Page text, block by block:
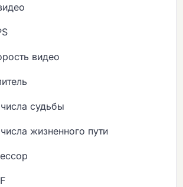
видео
судьбы
жизненного пути